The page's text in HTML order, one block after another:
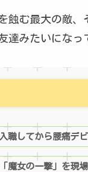
蝕む最大の敵
達みたいになっ
職してから腰痛デ
魔女の一撃」を現場